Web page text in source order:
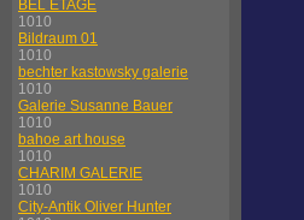
BEL ETAGE
1010
Bildraum 01
1010
bechter kastowsky galerie
1010
Galerie Susanne Bauer
1010
bahoe art house
1010
CHARIM GALERIE
1010
City-Antik Oliver Hunter